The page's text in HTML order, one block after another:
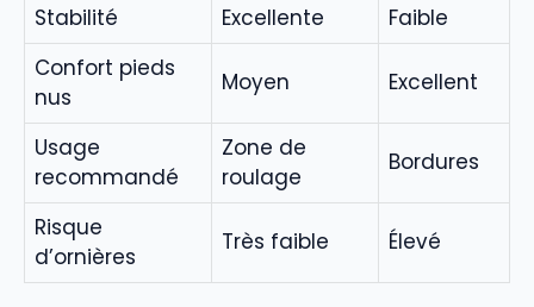
Stabilité
Excellente
Faible
Confort pieds
nus
Moyen Excellent
Usage
recommandé
Zone de
roulage
Bordures
Risque
d’ornières
Très faible Élevé